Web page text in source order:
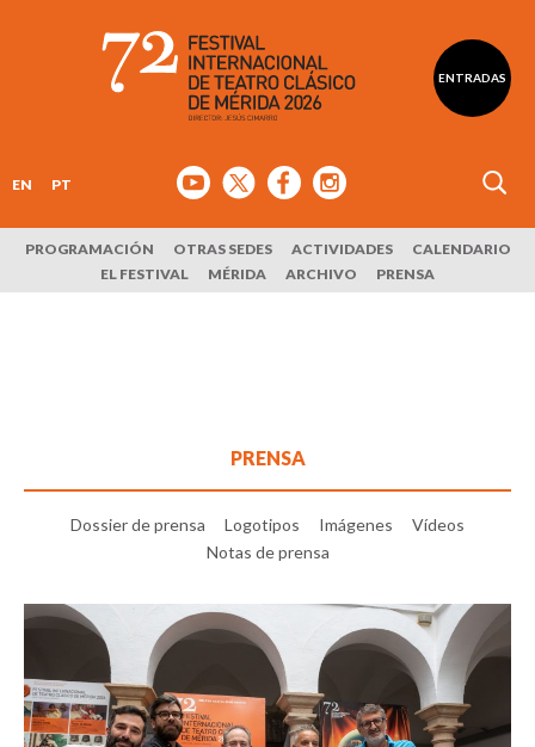
ENTRADAS
EN PT
PROGRAMACIÓN OTRAS SEDES ACTIVIDADES
CALENDARIO
EL FESTIVAL
MÉRIDA ARCHIVO PRENSA
PRENSA
Dossier de prensa Logotipos Imágenes
Vídeos
Notas de prensa